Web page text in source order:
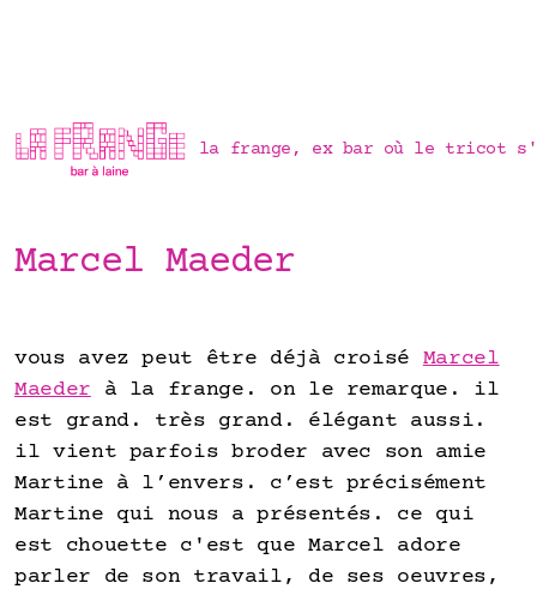
la frange, ex bar où le tricot
Marcel Maeder
vous avez peut être déjà croiséMarcel
Maederà la frange. on le remarque. il
est grand. très grand. élégant aussi.
il vient parfois broder avec son amie
Martine à l’envers. c’est précisément
Martine qui nous a présentés. ce qui
est chouette c'est que Marcel adore
parler de son travail, de ses oeuvres,
les cours